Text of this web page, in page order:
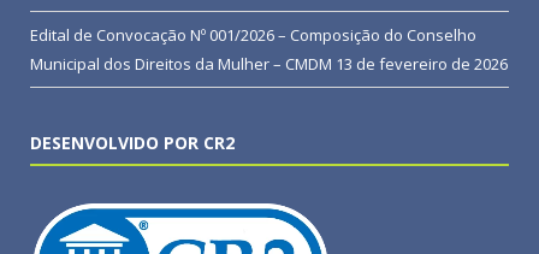
Edital de Convocação Nº 001/2026 – Composição do Conselho
Municipal dos Direitos da Mulher – CMDM 13 de fevereiro de 2026
DESENVOLVIDO POR CR2